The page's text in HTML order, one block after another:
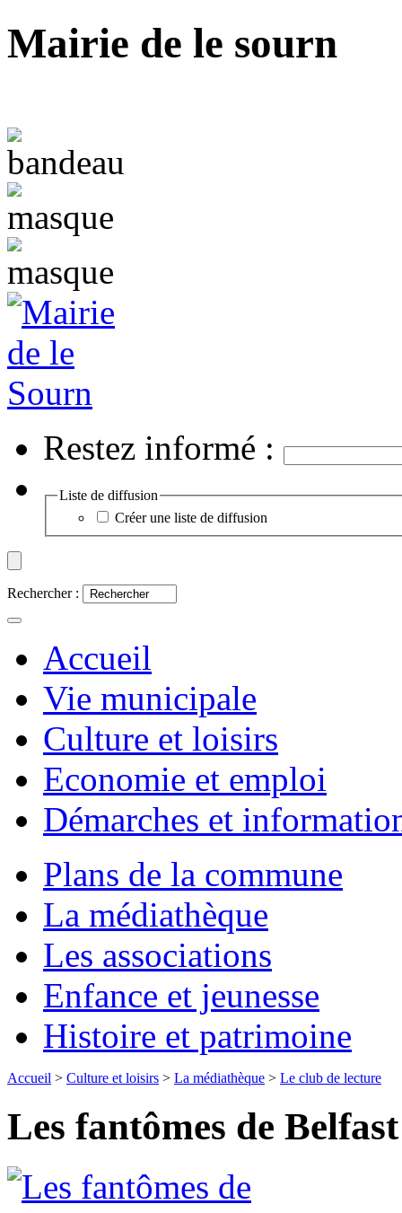
Mairie de le sourn
Restez informé :
Liste de diffusion
Créer une liste de diffusion
Rechercher :
Accueil
Vie municipale
Culture et loisirs
Economie et emploi
Démarches et
Plans de la commune
La médiathèque
Les associations
Enfance et jeunesse
Histoire et patrimoine
Accueil > Culture et loisirs > La médiathèque > Le club de lecture
Les fantômes de